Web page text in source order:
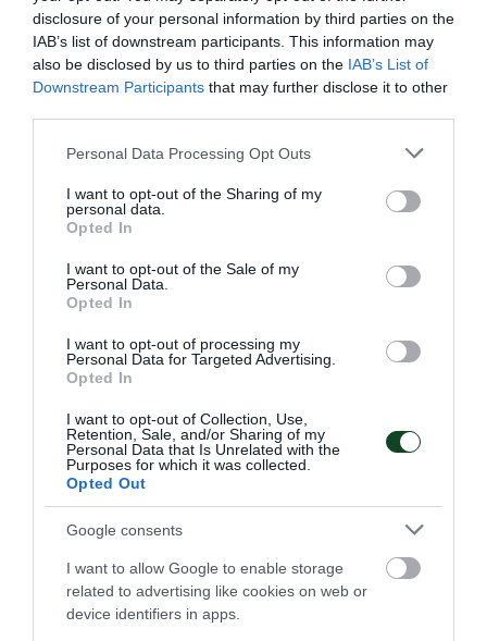
disclosure of your personal information by third parties on the
IAB’s list of downstream participants. This information may
also be disclosed by us to third parties on the IAB’s List of
Downstream Participants that may further disclose it to other
Please note that this website/app uses one or more Google
not limited to your visit or usage behaviour. You may click to
grant or deny consent to Google and its third-party tags to
use your data for below specified purposes in below Google
consent section.
Personal Data Processing Opt Outs
I want to opt-out of the Sharing of my
personal data.
Opted In
I want to opt-out of the Sale of my
Personal Data.
Opted In
I want to opt-out of processing my
Personal Data for Targeted Advertising.
Opted In
I want to opt-out of Collection, Use,
Retention, Sale, and/or Sharing of my
Personal Data that Is Unrelated with the
Purposes for which it was collected.
Opted Out
Google consents
I want to allow Google to enable storage
related to advertising like cookies on web or
device identifiers in apps.
Πρωταθλητής Ελλάδας ο
Παναθηναϊκός!
Ο Σύλλογος πανηγύρισε το 28ο πρωτάθλημα Ελλάδας στον
στίβο ανδρών και αυτός ήταν συνολικά ο 1867ος τίτλος για
το «τριφύλλι». Στη δεύτερη θέση κατετάγη η ομάδα
γυναικών.
26.07.2026 ΣΤΙΒΟΣ
ΤΕΛΕΥΤΑΙΑ ΝΕΑ